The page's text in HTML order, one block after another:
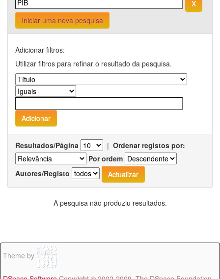
Iniciar uma nova pesquisa
Adicionar filtros:
Utilizar filtros para refinar o resultado da pesquisa.
Resultados/Página | Ordenar registos por:
Por ordem
Autores/Registo
A pesquisa não produziu resultados.
Theme by